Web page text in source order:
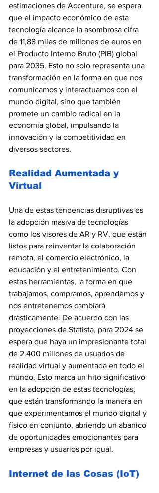
estimaciones de Accenture, se espera
que el impacto económico de esta
tecnología alcance la asombrosa cifra
de 11,88 miles de millones de euros en
el Producto Interno Bruto (PIB) global
para 2035. Esto no solo representa una
transformación en la forma en que nos
comunicamos y interactuamos con el
mundo digital, sino que también
promete un cambio radical en la
economía global, impulsando la
innovación y la competitividad en
diversos sectores.
Realidad Aumentada y
Virtual
Una de estas tendencias disruptivas es
la adopción masiva de tecnologías
como los visores de AR y RV, que están
listos para reinventar la colaboración
remota, el comercio electrónico, la
educación y el entretenimiento. Con
estas herramientas, la forma en que
trabajamos, compramos, aprendemos y
nos entretenemos cambiará
drásticamente. De acuerdo con las
proyecciones de Statista, para 2024 se
espera que haya un impresionante total
de 2.400 millones de usuarios de
realidad virtual y aumentada en todo el
mundo. Esto marca un hito significativo
en la adopción de estas tecnologías,
que están transformando la manera en
que experimentamos el mundo digital y
físico en conjunto, abriendo un abanico
de oportunidades emocionantes para
empresas y usuarios por igual.
Internet de las Cosas (IoT)